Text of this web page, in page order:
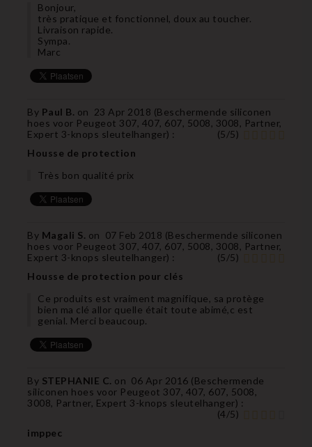
Bonjour,
très pratique et fonctionnel, doux au toucher.
Livraison rapide.
Sympa.
Marc
By Paul B. on 23 Apr 2018 (Beschermende siliconen
hoes voor Peugeot 307, 407, 607, 5008, 3008, Partner,
Expert 3-knops sleutelhanger) : (5/5)
Housse de protection
Très bon qualité prix
By Magali S. on 07 Feb 2018 (Beschermende siliconen
hoes voor Peugeot 307, 407, 607, 5008, 3008, Partner,
Expert 3-knops sleutelhanger) : (5/5)
Housse de protection pour clés
Ce produits est vraiment magnifique, sa protège
bien ma clé allor quelle était toute abimé,c est
genial. Merci beaucoup.
By STEPHANIE C. on 06 Apr 2016 (Beschermende
siliconen hoes voor Peugeot 307, 407, 607, 5008,
3008, Partner, Expert 3-knops sleutelhanger) :
(4/5)
imppec